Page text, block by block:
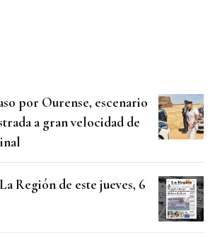
por Ourense, escenario
a gran velocidad de
Región de este jueves, 6